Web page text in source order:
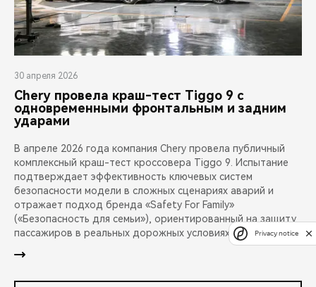
30 апреля 2026
Chery провела краш-тест Tiggo 9 с
одновременными фронтальным и задним
ударами
В апреле 2026 года компания Chery провела публичный
комплексный краш-тест кроссовера Tiggo 9. Испытание
подтверждает эффективность ключевых систем
безопасности модели в сложных сценариях аварий и
отражает подход бренда «Safety For Family»
(«Безопасность для семьи»), ориентированный на защиту
пассажиров в реальных дорожных условиях.
Privacy notice